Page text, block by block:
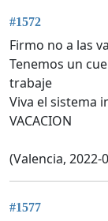
#1572
Firmo no a las
Tenemos un
trabaje
Viva el sistema
VACACION
(Valencia, 2022-
#1577